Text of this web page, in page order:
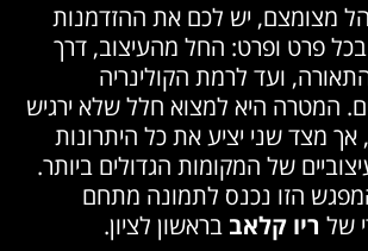
מצומצם, יש לכם את ההזדמנות
פרט ופרט: החל מהעיצוב, דרך
ועד לרמת הקולינריה
המטרה היא למצוא חלל שלא ירגיש
אך מצד שני יציע את כל היתרונות
של המקומות הגדולים ביותר.
הזו נכנס לתמונה מתחם
של ריו קלאב בראשון לציון.